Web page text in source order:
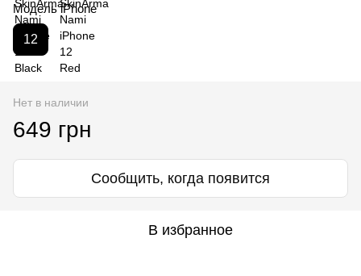
Модель iPhone
12
Нет в наличии
649 грн
Сообщить, когда появится
В избранное